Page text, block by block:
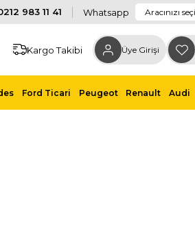
983 11 41 Whatsapp
Kargo Takibi Üye Girişi
Ford Ticari Peugeot Renault Audi